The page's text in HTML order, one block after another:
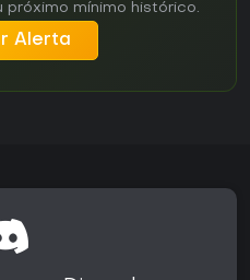
próximo mínimo histórico.
Alerta